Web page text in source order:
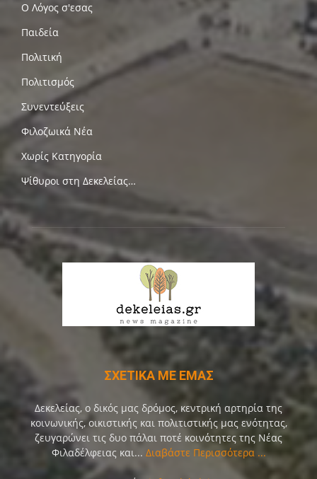
Ο Λόγος σ'εσας
Παιδεία
Πολιτική
Πολιτισμός
Συνεντεύξεις
Φιλοζωικά Νέα
Χωρίς Κατηγορία
Ψίθυροι στη Δεκελείας…
ΣΧΕΤΙΚΑ ΜΕ ΕΜΑΣ
Δεκελείας, ο δικός μας δρόμος, κεντρική αρτηρία της
κοινωνικής, οικιστικής και πολιτιστικής μας ενότητας,
ζευγαρώνει τις δυο πάλαι ποτέ κοινότητες της Νέας
Φιλαδέλφειας και... Διαβάστε Περισσότερα ...